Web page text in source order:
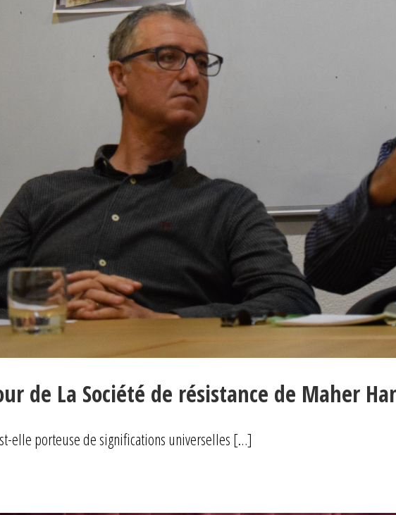
de La Société de résistance de Maher
elle porteuse de significations universelles […]